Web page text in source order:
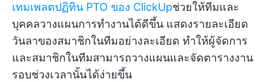
เทมเพลตปฏิทิน PTO ของ ClickUpช่วยให้ทีมและ
บุคคลวางแผนการทำงานได้ดีขึ้น แสดงรายละเอียด
วันลาของสมาชิกในทีมอย่างละเอียด ทำให้ผู้จัดการ
และสมาชิกในทีมสามารถวางแผนและจัดตารางงาน
รอบช่วงเวลานั้นได้ง่ายขึ้น